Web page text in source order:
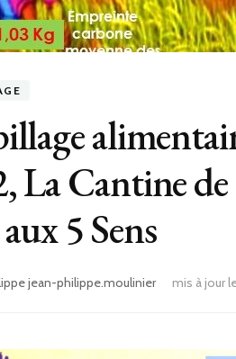
La Cantine
5 Sens
jean-philippe.moulinier mis à jour